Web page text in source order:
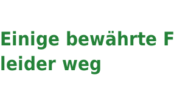
Einige bewährte
leider weg